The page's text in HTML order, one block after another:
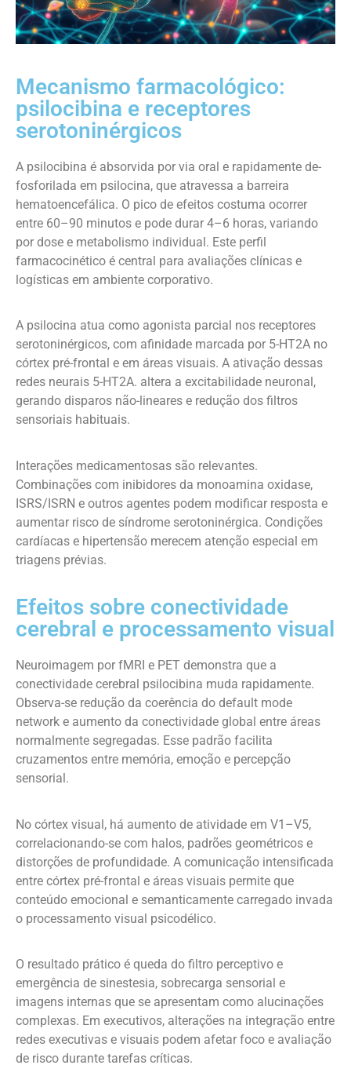
Mecanismo farmacológico:
psilocibina e receptores
serotoninérgicos
A psilocibina é absorvida por via oral e rapidamente de-
fosforilada em psilocina, que atravessa a barreira
hematoencefálica. O pico de efeitos costuma ocorrer
entre 60–90 minutos e pode durar 4–6 horas, variando
por dose e metabolismo individual. Este perfil
farmacocinético é central para avaliações clínicas e
logísticas em ambiente corporativo.
A psilocina atua como agonista parcial nos receptores
serotoninérgicos, com afinidade marcada por 5-HT2A no
córtex pré-frontal e em áreas visuais. A ativação dessas
redes neurais 5-HT2A. altera a excitabilidade neuronal,
gerando disparos não-lineares e redução dos filtros
sensoriais habituais.
Interações medicamentosas são relevantes.
Combinações com inibidores da monoamina oxidase,
ISRS/ISRN e outros agentes podem modificar resposta e
aumentar risco de síndrome serotoninérgica. Condições
cardíacas e hipertensão merecem atenção especial em
triagens prévias.
Efeitos sobre conectividade
cerebral e processamento visual
Neuroimagem por fMRI e PET demonstra que a
conectividade cerebral psilocibina muda rapidamente.
Observa-se redução da coerência do default mode
network e aumento da conectividade global entre áreas
normalmente segregadas. Esse padrão facilita
cruzamentos entre memória, emoção e percepção
sensorial.
No córtex visual, há aumento de atividade em V1–V5,
correlacionando-se com halos, padrões geométricos e
distorções de profundidade. A comunicação intensificada
entre córtex pré-frontal e áreas visuais permite que
conteúdo emocional e semanticamente carregado invada
o processamento visual psicodélico.
O resultado prático é queda do filtro perceptivo e
emergência de sinestesia, sobrecarga sensorial e
imagens internas que se apresentam como alucinações
complexas. Em executivos, alterações na integração entre
redes executivas e visuais podem afetar foco e avaliação
de risco durante tarefas críticas.